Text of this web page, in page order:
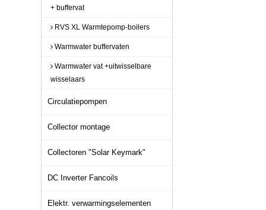
+ buffervat
RVS XL Warmtepomp-boilers
Warmwater buffervaten
Warmwater vat +uitwisselbare
wisselaars
Circulatiepompen
Collector montage
Collectoren "Solar Keymark"
DC Inverter Fancoils
Elektr. verwarmingselementen